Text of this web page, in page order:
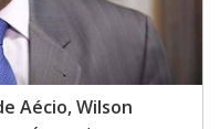
Aécio, Wilson